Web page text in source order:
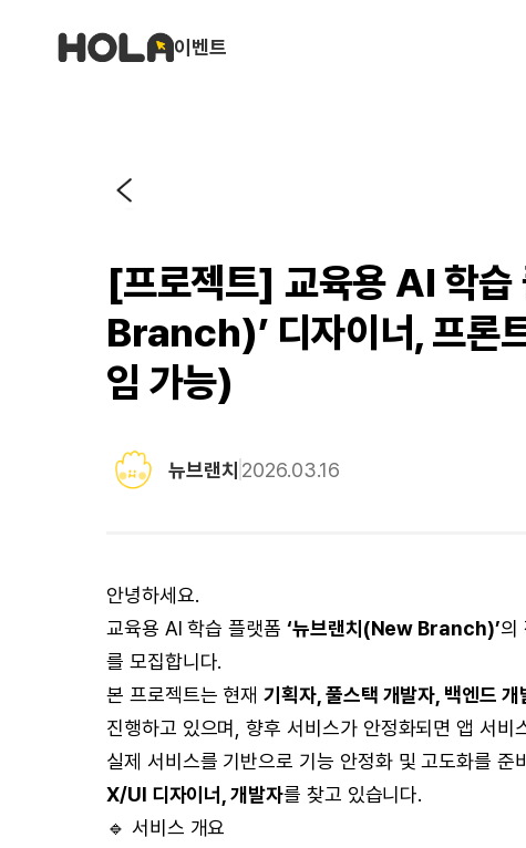
이벤트
[프로젝트] 교육용 AI 학
Branch)’ 디자이너, 프론
임 가능)
뉴브랜치 2026.03.16
안녕하세요.
교육용 AI 학습 플랫폼 ‘뉴브랜치(New Branch)’의
를 모집합니다.
본 프로젝트는 현재기획자, 풀스택 개발자, 백엔드 개
진행하고 있으며, 향후 서비스가 안정화되면 앱 서비
실제 서비스를 기반으로 기능 안정화 및 고도화를
X/UI 디자이너, 개발자를 찾고 있습니다.
🔹 서비스 개요